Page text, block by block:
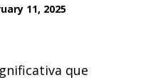
11, 2025
que